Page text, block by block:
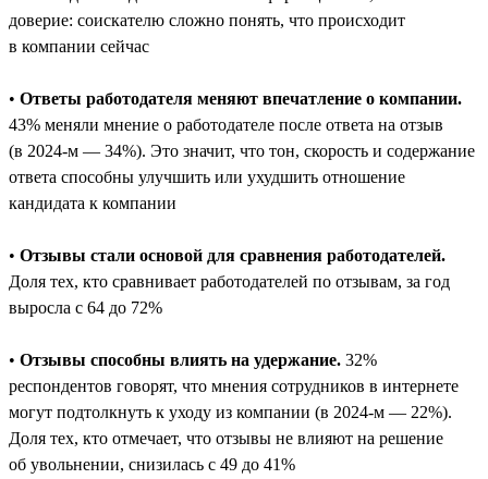
доверие: соискателю сложно понять, что происходит
в компании сейчас
• Ответы работодателя меняют впечатление о компании.
43% меняли мнение о работодателе после ответа на отзыв
(в 2024-м — 34%). Это значит, что тон, скорость и содержание
ответа способны улучшить или ухудшить отношение
кандидата к компании
• Отзывы стали основой для сравнения работодателей.
Доля тех, кто сравнивает работодателей по отзывам, за год
выросла с 64 до 72%
• Отзывы способны влиять на удержание. 32%
респондентов говорят, что мнения сотрудников в интернете
могут подтолкнуть к уходу из компании (в 2024-м — 22%).
Доля тех, кто отмечает, что отзывы не влияют на решение
об увольнении, снизилась с 49 до 41%